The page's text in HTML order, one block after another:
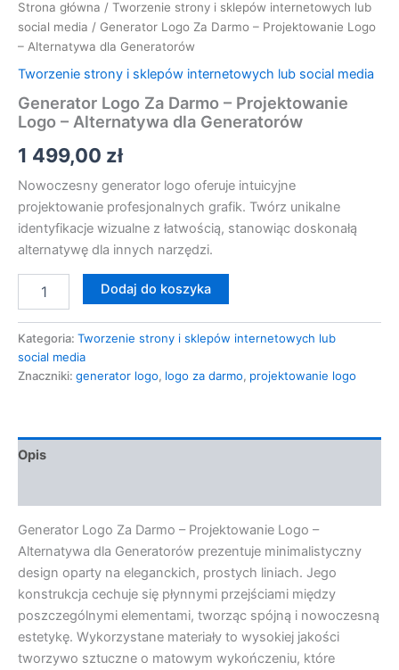
Strona główna / Tworzenie strony i sklepów internetowych lub
social media / Generator Logo Za Darmo – Projektowanie Logo
– Alternatywa dla Generatorów
Tworzenie strony i sklepów internetowych lub social media
Generator Logo Za Darmo – Projektowanie
Logo – Alternatywa dla Generatorów
1 499,00 zł
Nowoczesny generator logo oferuje intuicyjne
projektowanie profesjonalnych grafik. Twórz unikalne
identyfikacje wizualne z łatwością, stanowiąc doskonałą
alternatywę dla innych narzędzi.
Dodaj do koszyka
Kategoria: Tworzenie strony i sklepów internetowych lub
social media
Znaczniki: generator logo, logo za darmo, projektowanie logo
Opis
Generator Logo Za Darmo – Projektowanie Logo –
Alternatywa dla Generatorów prezentuje minimalistyczny
design oparty na eleganckich, prostych liniach. Jego
konstrukcja cechuje się płynnymi przejściami między
poszczególnymi elementami, tworząc spójną i nowoczesną
estetykę. Wykorzystane materiały to wysokiej jakości
tworzywo sztuczne o matowym wykończeniu, które